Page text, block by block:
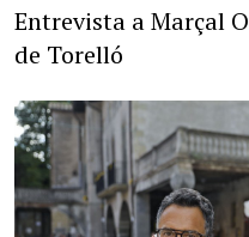
Entrevista a Marçal
de Torelló